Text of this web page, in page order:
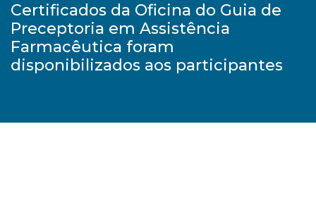
Certificados da Oficina do Guia de
Preceptoria em Assistência
Farmacêutica foram
disponibilizados aos participantes